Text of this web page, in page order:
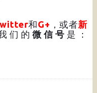
和G+ ，或者新
们的微信号 是：